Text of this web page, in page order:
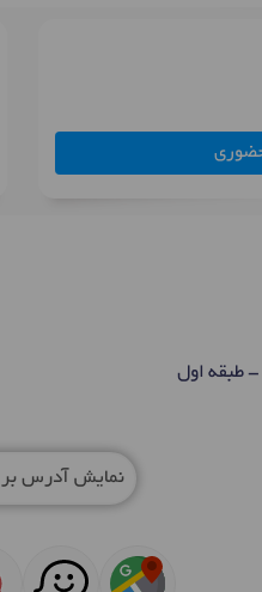
طبقه اول
نمایش آدرس